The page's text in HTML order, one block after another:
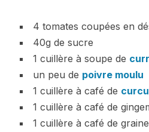
4 tomates coupées en
40g de sucre
1 cuillère à soupe de
un peu de poivre moulu
1 cuillère à café de
1 cuillère à café de
1 cuillère à café de